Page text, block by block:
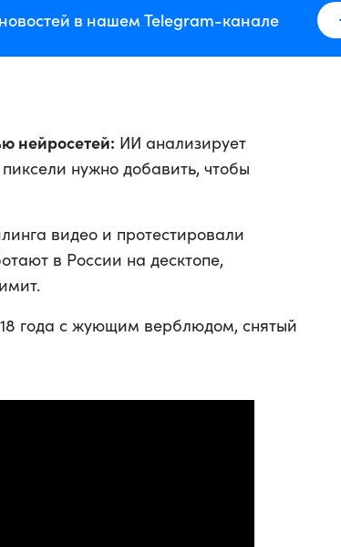
в нашем Telegram-канале
нейросетей: ИИ анализирует
нужно добавить, чтобы
видео и протестировали
в России на десктопе,
года с жующим верблюдом, снятый